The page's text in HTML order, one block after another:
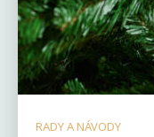
RADY A NÁVODY